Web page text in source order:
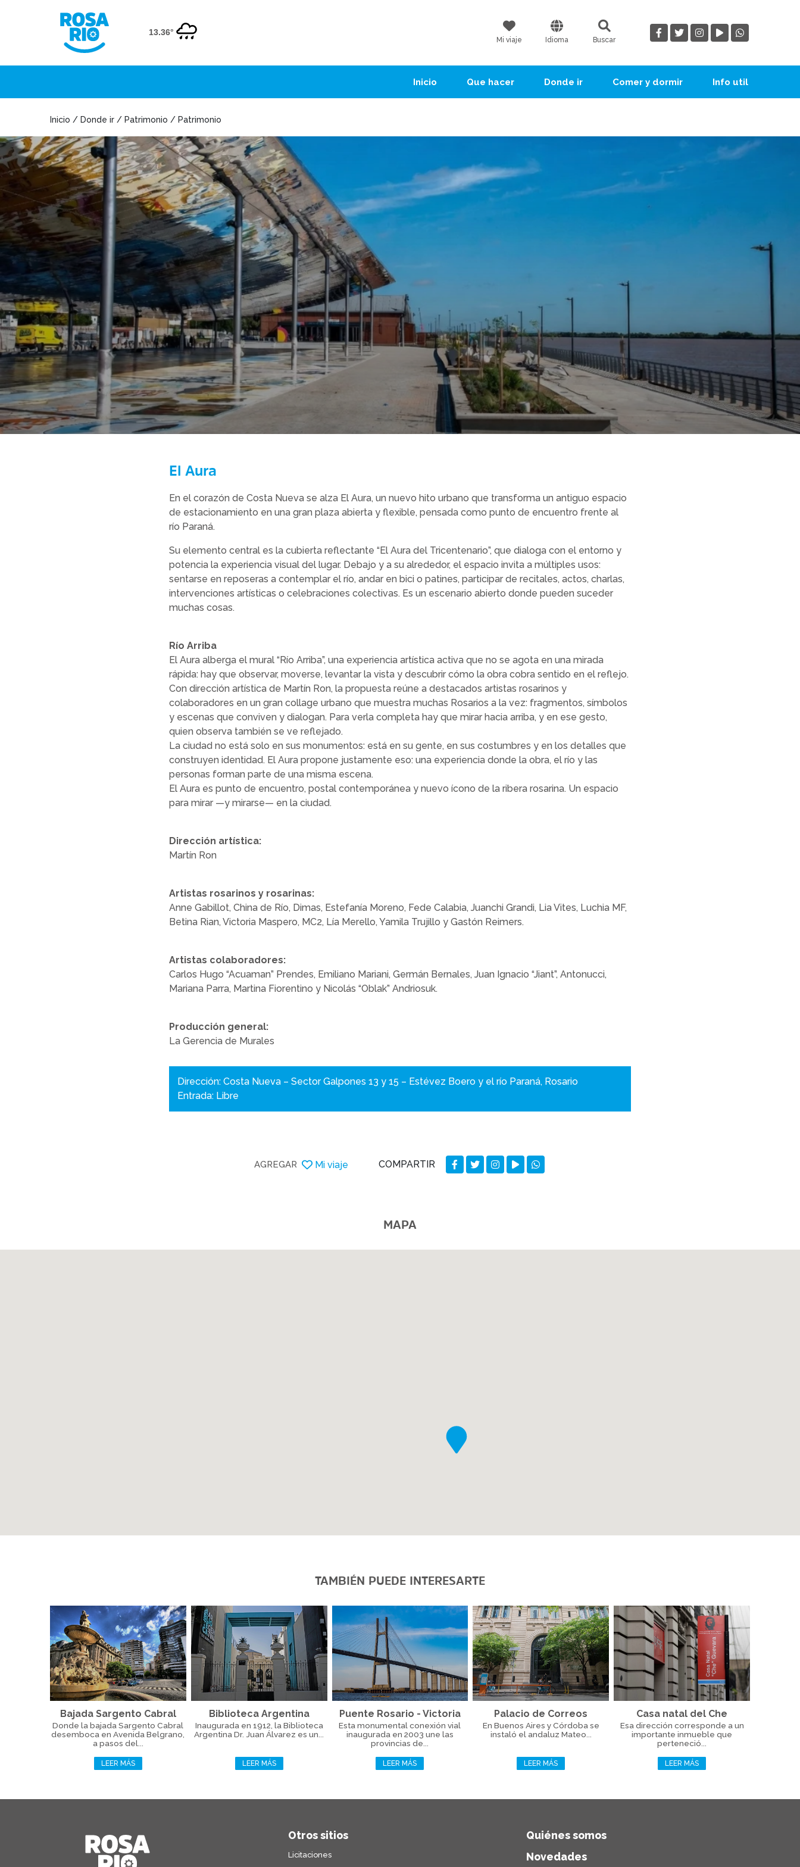
13.36°
Mi viaje Idioma Buscar
Inicio Que hacer Donde ir Comer y dormir Info util
Inicio / Donde ir / Patrimonio / Patrimonio
El Aura
En el corazón de Costa Nueva se alza El Aura, un nuevo hito urbano que transforma un antiguo espacio
de estacionamiento en una gran plaza abierta y flexible, pensada como punto de encuentro frente al
río Paraná.
Su elemento central es la cubierta reflectante “El Aura del Tricentenario”, que dialoga con el entorno y
potencia la experiencia visual del lugar. Debajo y a su alrededor, el espacio invita a múltiples usos:
sentarse en reposeras a contemplar el río, andar en bici o patines, participar de recitales, actos, charlas,
intervenciones artísticas o celebraciones colectivas. Es un escenario abierto donde pueden suceder
muchas cosas.
Río Arriba
El Aura alberga el mural “Río Arriba”, una experiencia artística activa que no se agota en una mirada
rápida: hay que observar, moverse, levantar la vista y descubrir cómo la obra cobra sentido en el reflejo.
Con dirección artística de Martín Ron, la propuesta reúne a destacados artistas rosarinos y
colaboradores en un gran collage urbano que muestra muchas Rosarios a la vez: fragmentos, símbolos
y escenas que conviven y dialogan. Para verla completa hay que mirar hacia arriba, y en ese gesto,
quien observa también se ve reflejado.
La ciudad no está solo en sus monumentos: está en su gente, en sus costumbres y en los detalles que
construyen identidad. El Aura propone justamente eso: una experiencia donde la obra, el río y las
personas forman parte de una misma escena.
El Aura es punto de encuentro, postal contemporánea y nuevo ícono de la ribera rosarina. Un espacio
para mirar —y mirarse— en la ciudad.
Dirección artística:
Martín Ron
Artistas rosarinos y rosarinas:
Anne Gabillot, China de Río, Dimas, Estefanía Moreno, Fede Calabia, Juanchi Grandi, Lia Vites, Luchia MF,
Betina Rian, Victoria Maspero, MC2, Lía Merello, Yamila Trujillo y Gastón Reimers.
Artistas colaboradores:
Carlos Hugo “Acuaman” Prendes, Emiliano Mariani, Germán Bernales, Juan Ignacio “Jiant”, Antonucci,
Mariana Parra, Martina Fiorentino y Nicolás “Oblak” Andriosuk.
Producción general:
La Gerencia de Murales
Dirección: Costa Nueva – Sector Galpones 13 y 15 – Estévez Boero y el río Paraná, Rosario
Entrada: Libre
AGREGAR Mi viaje COMPARTIR
MAPA
TAMBIÉN PUEDE INTERESARTE
Bajada Sargento Cabral
Donde la bajada Sargento Cabral
desemboca en Avenida Belgrano,
a pasos del...
LEER MÁS
Biblioteca Argentina
Inaugurada en 1912, la Biblioteca
Argentina Dr. Juan Álvarez es un...
LEER MÁS
Puente Rosario - Victoria
Esta monumental conexión vial
inaugurada en 2003 une las
provincias de...
LEER MÁS
Palacio de Correos
En Buenos Aires y Córdoba se
instaló el andaluz Mateo...
LEER MÁS
Casa natal del Che
Esa dirección corresponde a un
importante inmueble que
perteneció...
LEER MÁS
Otros sitios
Licitaciones
Quiénes somos
Novedades